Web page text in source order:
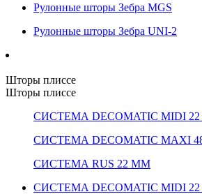
Рулонные шторы Зебра MGS
Рулонные шторы Зебра UNI-2
Шторы плиссе
Шторы плиссе
СИСТЕМА DECOMATIC MIDI
СИСТЕМА DECOMATIC MAXI
СИСТЕМА RUS 22 ММ
СИСТЕМА DECOMATIC MIDI